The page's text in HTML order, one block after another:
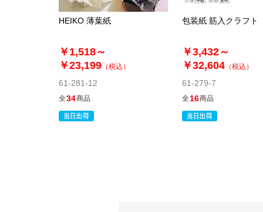
HEIKO 薄葉紙
￥1,518～
￥23,199 （税込）
61-281-12
全34商品
包装紙 筋入クラフト
￥3,432～
￥32,604 （税込）
61-279-7
全16商品